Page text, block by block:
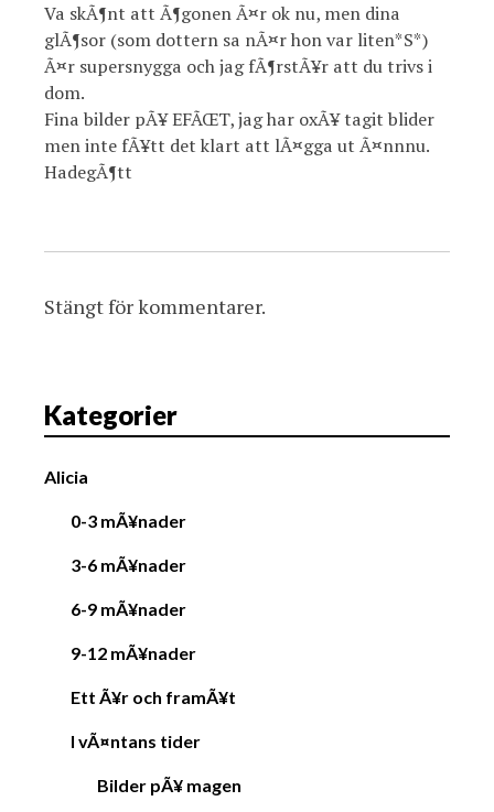
Va skÃ¶nt att Ã¶gonen Ã¤r ok nu, men dina
glÃ¶sor (som dottern sa nÃ¤r hon var liten*S*)
Ã¤r supersnygga och jag fÃ¶rstÃ¥r att du trivs i
dom.
Fina bilder pÃ¥ EFÃŒT, jag har oxÃ¥ tagit blider
men inte fÃ¥tt det klart att lÃ¤gga ut Ã¤nnnu.
HadegÃ¶tt
Stängt för kommentarer.
Kategorier
Alicia
0-3 mÃ¥nader
3-6 mÃ¥nader
6-9 mÃ¥nader
9-12 mÃ¥nader
Ett Ã¥r och framÃ¥t
I vÃ¤ntans tider
Bilder pÃ¥ magen